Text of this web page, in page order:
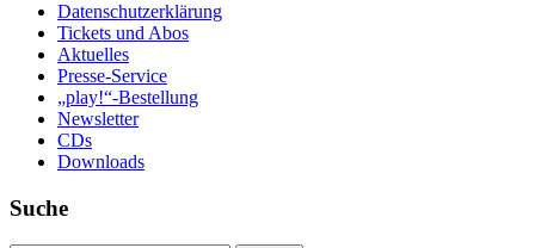
Datenschutzerklärung
Tickets und Abos
Aktuelles
Presse-Service
„play!“-Bestellung
Newsletter
CDs
Downloads
Suche